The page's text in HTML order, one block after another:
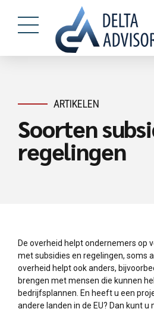
ARTIKELEN
Soorten
regelingen
De overheid helpt ondernemers op
met subsidies en regelingen, soms
overheid helpt ook anders,
brengen met mensen die kunnen
bedrijfsplannen. En heeft u een
andere landen in de EU? Dan kunt u